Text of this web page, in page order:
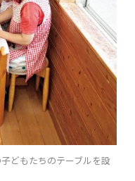
どもたちのテーブルを設